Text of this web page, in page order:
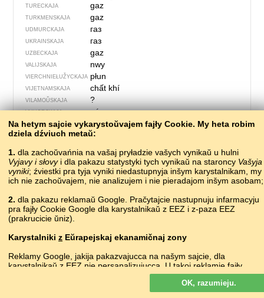
TURECKAJA gaz
TURKMENSKAJA gaz
UDMURCKAJA газ
UKRAINSKAJA газ
UZBECKAJA gaz
VALIJSKAJA nwy
VIERCHNIE­ŁUŽYCKAJA płun
VIJETNAMSKAJA chất khí
VILAMOŬSKAJA ?
VUHORSKAJA gáz
151 –
Na hetym sajcie vykarystoŭvajem fajły Cookie. My heta robim
dziela dźviuch metaŭ:
1. dla zachoŭvańnia na vašaj pryładzie vašych vynikaŭ u hulni
Vyjavy i słovyi dla pakazu statystyki tych vynikaŭ na staroncy Vašyja
vyniki; źviestki pra tyja vyniki niedastupnyja inšym karystalnikam, my
ich nie zachoŭvajem, nie analizujem i nie pieradajom inšym asobam;
2. dla pakazu reklamaŭ Google. Pračytajcie nastupnuju infarmacyju
pra fajły Cookie Google dla karystalnikaŭ z EEZ i z-paza EEZ
(prakrucicie ŭniz).
Karystalniki z Eŭrapejskaj ekanamičnaj zony
Reklamy Google, jakija pakazvajucca na našym sajcie, dla
karystalnikaŭ z EEZ nie persanalizujucca. U takoj reklamie fajły
cookie nie vykarystoŭvajucca dla persanalizacyi abjavaŭ, ale słužać
dla abmiežavańnia častaty pakazaŭ, padrych­toŭki zvodnych
spravazdač, a taksama dla abarony ad machlarstva i złoŭžyvańnia.
OK, razumieju.